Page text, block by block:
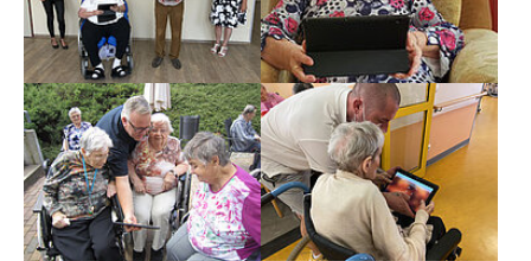
Show larger version Show larger version